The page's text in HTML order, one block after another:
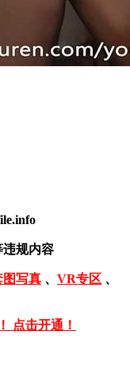
违规内容
图写真 、 VR专区 、
点击开通！